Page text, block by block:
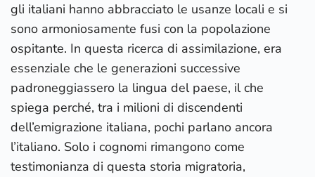
gli italiani hanno abbracciato le usanze locali e si
sono armoniosamente fusi con la popolazione
ospitante. In questa ricerca di assimilazione, era
essenziale che le generazioni successive
padroneggiassero la lingua del paese, il che
spiega perché, tra i milioni di discendenti
dell’emigrazione italiana, pochi parlano ancora
l’italiano. Solo i cognomi rimangono come
testimonianza di questa storia migratoria,